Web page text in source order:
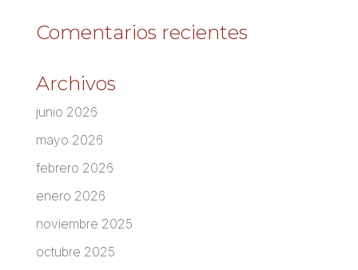
Comentarios recientes
Archivos
junio 2026
mayo 2026
febrero 2026
enero 2026
noviembre 2025
octubre 2025